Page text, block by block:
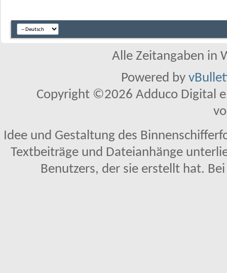
Alle Zeitangaben in
Powered by
Copyright ©2026 Adduco Digital
Idee und Gestaltung des
Textbeiträge und Dateianhänge
Benutzers, der sie erstellt hat.